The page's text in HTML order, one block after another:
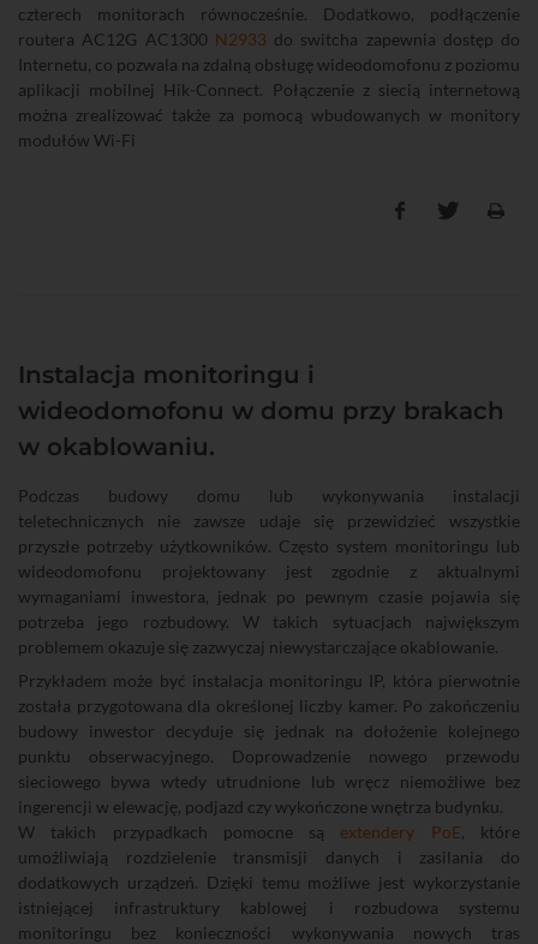
czterech monitorach równocześnie. Dodatkowo, podłączenie
routera AC12G AC1300 N2933 do switcha zapewnia dostęp do
Internetu, co pozwala na zdalną obsługę wideodomofonu z poziomu
aplikacji mobilnej Hik-Connect. Połączenie z siecią internetową
można zrealizować także za pomocą wbudowanych w monitory
modułów Wi-Fi
Instalacja monitoringu i
wideodomofonu w domu przy brakach
w okablowaniu.
Podczas budowy domu lub wykonywania instalacji
teletechnicznych nie zawsze udaje się przewidzieć wszystkie
przyszłe potrzeby użytkowników. Często system monitoringu lub
wideodomofonu projektowany jest zgodnie z aktualnymi
wymaganiami inwestora, jednak po pewnym czasie pojawia się
potrzeba jego rozbudowy. W takich sytuacjach największym
problemem okazuje się zazwyczaj niewystarczające okablowanie.
Przykładem może być instalacja monitoringu IP, która pierwotnie
została przygotowana dla określonej liczby kamer. Po zakończeniu
budowy inwestor decyduje się jednak na dołożenie kolejnego
punktu obserwacyjnego. Doprowadzenie nowego przewodu
sieciowego bywa wtedy utrudnione lub wręcz niemożliwe bez
ingerencji w elewację, podjazd czy wykończone wnętrza budynku.
W takich przypadkach pomocne są extendery PoE, które
umożliwiają rozdzielenie transmisji danych i zasilania do
dodatkowych urządzeń. Dzięki temu możliwe jest wykorzystanie
istniejącej infrastruktury kablowej i rozbudowa systemu
monitoringu bez konieczności wykonywania nowych tras